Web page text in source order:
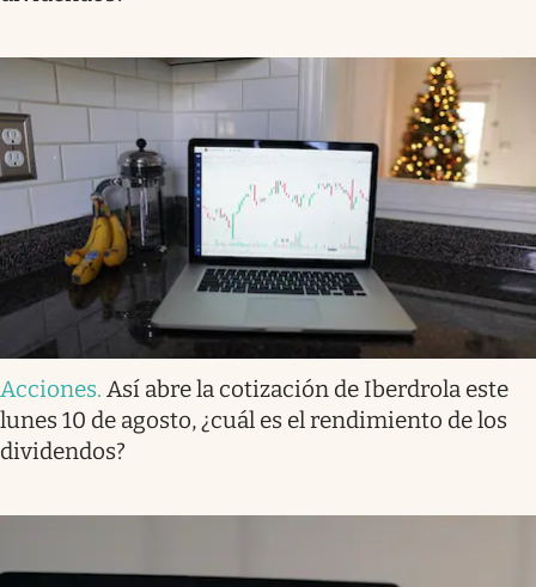
Acciones. Así abre la cotización de Iberdrola este
lunes 10 de agosto, ¿cuál es el rendimiento de los
dividendos?